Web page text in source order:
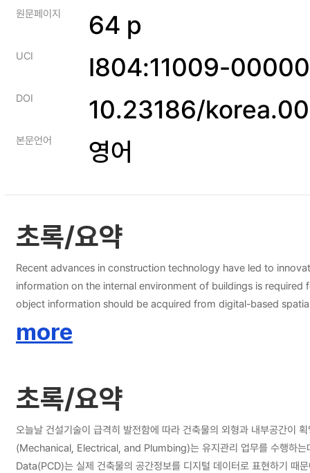
원문페이지 64 p
UCI I804:11009-
DOI 10.23186/
본문언어 영어
초록/요약
Recent advances in construction technology have led to
information on the internal environment of buildings is
object information should be acquired from digital-based
particular, research on using a suitable mobile laser scanning
3D coordinates of points on the pipe centerline, and clustering
the applicability test were divided into four cases with four
observed in zone D, whereas the lowest value (94.28%) was
internal environment of the building. In addition, comparing
This study suggests an MEP detection algorithm that is
more
초록/요약
오늘날 건설기술이 급격히 발전함에 따라 건축물의 외형과 내부공간이
(Mechanical, Electrical, and Plumbing)는 유지관리 업무를 수행하는데 있
Data(PCD)는 실제 건축물의 공간정보를 디지털 데이터로 표현하기 때